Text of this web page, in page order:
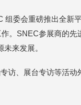
委会重磅推出全新
。SNEC参展商的
来发展。
、展台专访等活动